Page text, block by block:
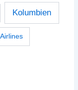
Kolumbien